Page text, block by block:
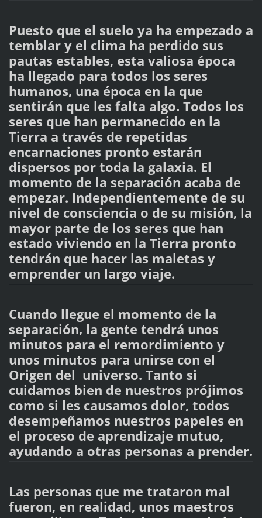
Puesto que el suelo ya ha empezado a
temblar y el clima ha perdido sus
pautas estables, esta valiosa época
ha llegado para todos los seres
humanos, una época en la que
sentirán que les falta algo. Todos los
seres que han permanecido en la
Tierra a través de repetidas
encarnaciones pronto estarán
dispersos por toda la galaxia. El
momento de la separación acaba de
empezar. Independientemente de su
nivel de consciencia o de su misión, la
mayor parte de los seres que han
estado viviendo en la Tierra pronto
tendrán que hacer las maletas y
emprender un largo viaje.
Cuando llegue el momento de la
separación, la gente tendrá unos
minutos para el remordimiento y
unos minutos para unirse con el
Origen del universo. Tanto si
cuidamos bien de nuestros prójimos
como si les causamos dolor, todos
desempeñamos nuestros papeles en
el proceso de aprendizaje mutuo,
ayudando a otras personas a prender.
Las personas que me trataron mal
fueron, en realidad, unos maestros